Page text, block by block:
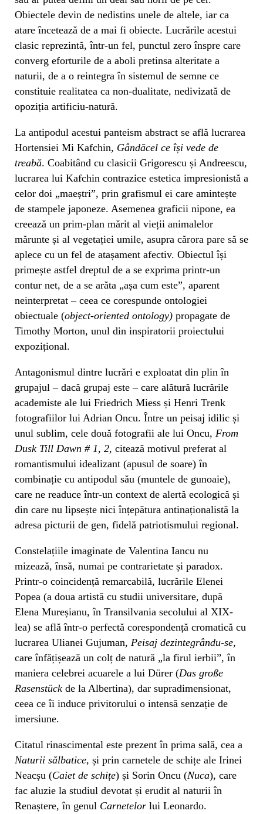
Obiectele devin de nedistins unele de altele, iar ca
atare încetează de a mai fi obiecte. Lucrările acestui
clasic reprezintă, într-un fel, punctul zero înspre care
converg eforturile de a aboli pretinsa alteritate a
naturii, de a o reintegra în sistemul de semne ce
constituie realitatea ca non-dualitate, nedivizată de
opoziția artificiu-natură.
La antipodul acestui panteism abstract se află lucrarea
Hortensiei Mi Kafchin, Gândăcel ce își vede de
treabă. Coabitând cu clasicii Grigorescu și Andreescu,
lucrarea lui Kafchin contrazice estetica impresionistă a
celor doi „maeștri”, prin grafismul ei care amintește
de stampele japoneze. Asemenea graficii nipone, ea
creează un prim-plan mărit al vieții animalelor
mărunte și al vegetației umile, asupra cărora pare să se
aplece cu un fel de atașament afectiv. Obiectul își
primește astfel dreptul de a se exprima printr-un
contur net, de a se arăta „așa cum este”, aparent
neinterpretat – ceea ce corespunde ontologiei
obiectuale (object-oriented ontology) propagate de
Timothy Morton, unul din inspiratorii proiectului
expozițional.
Antagonismul dintre lucrări e exploatat din plin în
grupajul – dacă grupaj este – care alătură lucrările
academiste ale lui Friedrich Miess și Henri Trenk
fotografiilor lui Adrian Oncu. Între un peisaj idilic și
unul sublim, cele două fotografii ale lui Oncu, From
Dusk Till Dawn #1, 2, citează motivul preferat al
romantismului idealizant (apusul de soare) în
combinație cu antipodul său (muntele de gunoaie),
care ne readuce într-un context de alertă ecologică și
din care nu lipsește nici înțepătura antinaționalistă la
adresa picturii de gen, fidelă patriotismului regional.
Constelațiile imaginate de Valentina Iancu nu
mizează, însă, numai pe contrarietate și paradox.
Printr-o coincidență remarcabilă, lucrările Elenei
Popea (a doua artistă cu studii universitare, după
Elena Mureșianu, în Transilvania secolului al XIX-
lea) se află într-o perfectă corespondență cromatică cu
lucrarea Ulianei Gujuman, Peisaj dezintegrându-se,
care înfățișează un colț de natură „la firul ierbii”, în
maniera celebrei acuarele a lui Dürer (Das große
Rasenstück de la Albertina), dar supradimensionat,
ceea ce îi induce privitorului o intensă senzație de
imersiune.
Citatul rinascimental este prezent în prima sală, cea a
Naturii sălbatice, și prin carnetele de schițe ale Irinei
Neacșu (Caiet de schițe) și Sorin Oncu (Nuca), care
fac aluzie la studiul devotat și erudit al naturii în
Renaștere, în genul Carnetelor lui Leonardo.